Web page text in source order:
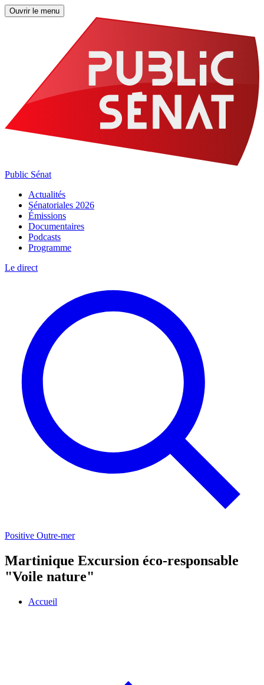
Ouvrir le menu
Public Sénat
Actualités
Sénatoriales 2026
Émissions
Documentaires
Podcasts
Programme
Le direct
Positive Outre-mer
Martinique Excursion éco-responsable
"Voile nature"
Accueil